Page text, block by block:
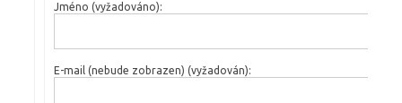
Jméno (vyžadováno):
E-mail (nebude zobrazen) (vyžadován):